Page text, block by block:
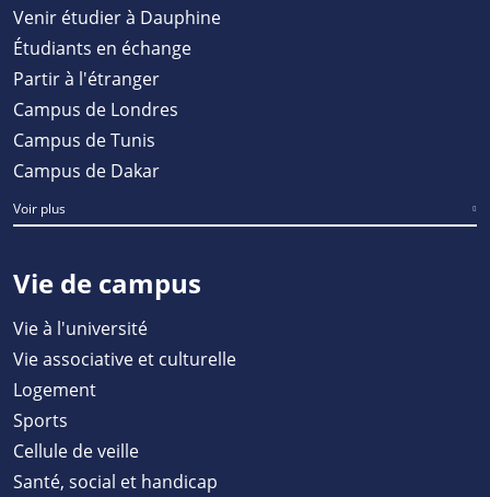
Venir étudier à Dauphine
Étudiants en échange
Partir à l'étranger
Campus de Londres
Campus de Tunis
Campus de Dakar
Voir plus
Vie de campus
Vie à l'université
Vie associative et culturelle
Logement
Sports
Cellule de veille
Santé, social et handicap